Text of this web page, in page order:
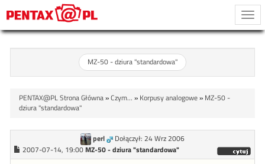
MZ-50 - dziura "standardowa"
PENTAX@PL Strona Główna»Czym... » Korpusy analogowe» MZ-50 -
dziura "standardowa"
perl
Dołączył: 24 Wrz 2006
2007-07-14, 19:00 MZ-50 - dziura "standardowa"